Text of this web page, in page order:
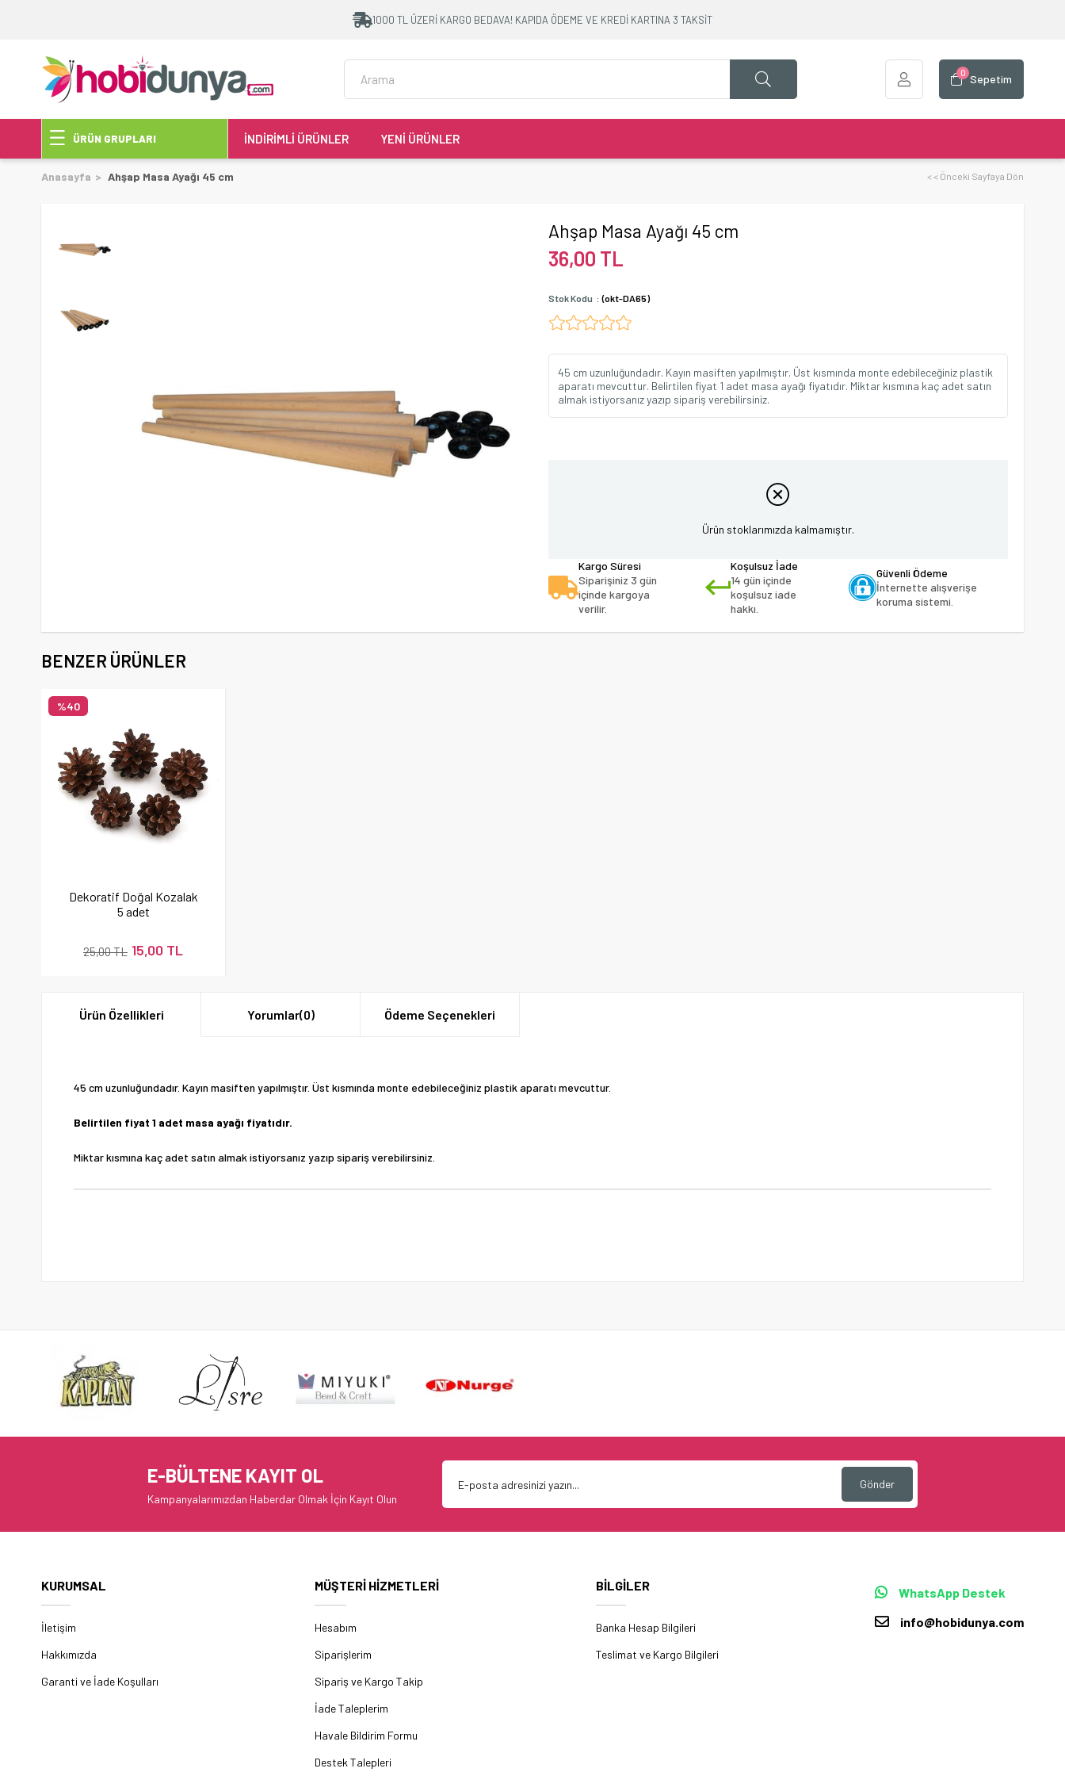
1000 TL ÜZERİ KARGO BEDAVA! KAPIDA ÖDEME VE KREDİ KARTINA 3 TAKSİT
Sepetim
0
ÜRÜN GRUPLARI İNDİRİMLİ ÜRÜNLER YENİ ÜRÜNLER
Anasayfa Ahşap Masa Ayağı 45 cm < < Önceki Sayfaya Dön
Ahşap Masa Ayağı 45 cm
36,00 TL
Stok Kodu (okt-DA65)
45 cm uzunluğundadır. Kayın masiften yapılmıştır. Üst kısmında monte edebileceğiniz plastik
aparatı mevcuttur. Belirtilen fiyat 1 adet masa ayağı fiyatıdır. Miktar kısmına kaç adet satın
almak istiyorsanız yazıp sipariş verebilirsiniz.
Ürün stoklarımızda kalmamıştır.
Kargo Süresi
Siparişiniz 3 gün
içinde kargoya
verilir.
Koşulsuz İade
14 gün içinde
koşulsuz iade
hakkı.
Güvenli Ödeme
İnternette alışverişe
koruma sistemi.
BENZER ÜRÜNLER
Dekoratif Doğal Kozalak
5 adet
15,00 TL
25,00 TL
%40
Ürün Özellikleri Yorumlar(0) Ödeme Seçenekleri
45 cm uzunluğundadır. Kayın masiften yapılmıştır. Üst kısmında monte edebileceğiniz plastik aparatı mevcuttur.
Belirtilen fiyat 1 adet masa ayağı fiyatıdır.
Miktar kısmına kaç adet satın almak istiyorsanız yazıp sipariş verebilirsiniz.
E-BÜLTENE KAYIT OL
Kampanyalarımızdan Haberdar Olmak İçin Kayıt Olun
Gönder
KURUMSAL
İletişim
Hakkımızda
Garanti ve İade Koşulları
MÜŞTERİ HİZMETLERİ
Hesabım
Siparişlerim
Sipariş ve Kargo Takip
İade Taleplerim
Havale Bildirim Formu
Destek Talepleri
BİLGİLER
Banka Hesap Bilgileri
Teslimat ve Kargo Bilgileri
WhatsApp Destek
info@hobidunya.com